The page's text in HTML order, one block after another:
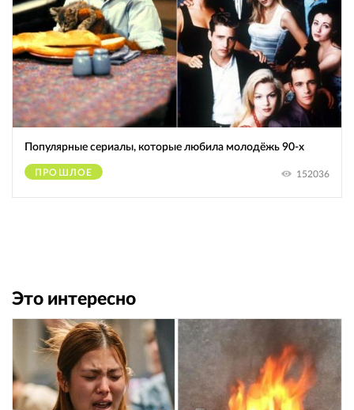
Популярные сериалы, которые любила молодёжь 90-х
ПРОШЛОЕ 152036
Это интересно